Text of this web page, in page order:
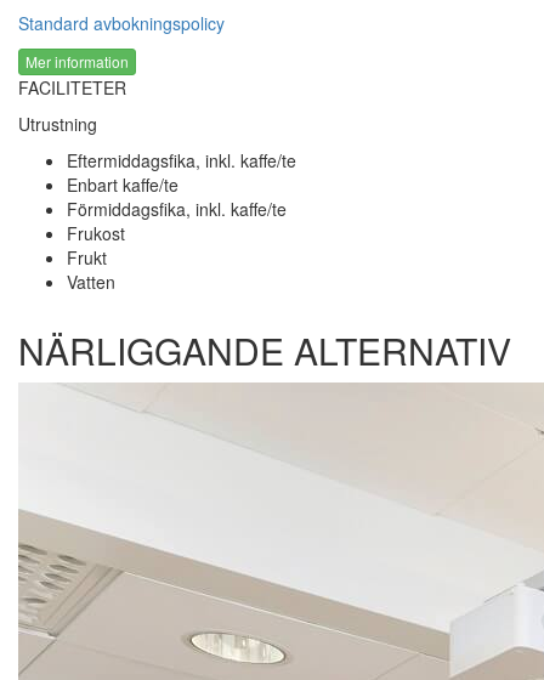
Standard avbokningspolicy
Mer information
FACILITETER
Utrustning
Eftermiddagsfika, inkl. kaffe/te
Enbart kaffe/te
Förmiddagsfika, inkl. kaffe/te
Frukost
Frukt
Vatten
NÄRLIGGANDE ALTERNATIV